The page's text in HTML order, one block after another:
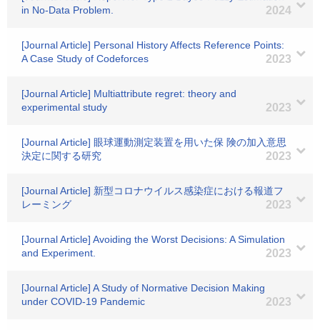
in No-Data Problem.
2024
[Journal Article] Personal History Affects Reference Points:
A Case Study of Codeforces
2023
[Journal Article] Multiattribute regret: theory and
experimental study
2023
[Journal Article] 眼球運動測定装置を用いた保 険の加入意思
決定に関する研究
2023
[Journal Article] 新型コロナウイルス感染症における報道フ
レーミング
2023
[Journal Article] Avoiding the Worst Decisions: A Simulation
and Experiment.
2023
[Journal Article] A Study of Normative Decision Making
under COVID-19 Pandemic
2023